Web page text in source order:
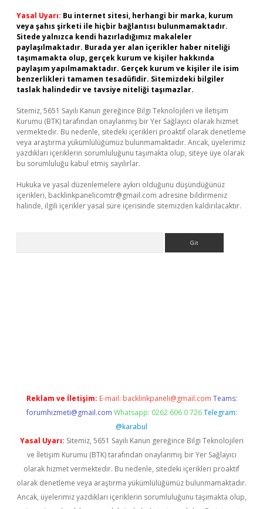
Yasal Uyarı: Bu internet sitesi, herhangi bir marka, kurum
veya şahıs şirketi ile hiçbir bağlantısı bulunmamaktadır.
Sitede yalnızca kendi hazırladığımız makaleler
paylaşılmaktadır. Burada yer alan içerikler haber niteliği
taşımamakta olup, gerçek kurum ve kişiler hakkında
paylaşım yapılmamaktadır. Gerçek kurum ve kişiler ile isim
benzerlikleri tamamen tesadüfidir. Sitemizdeki bilgiler
taslak halindedir ve tavsiye niteliği taşımazlar.
Sitemiz, 5651 Sayılı Kanun gereğince Bilgi Teknolojileri ve İletişim
Kurumu (BTK) tarafından onaylanmış bir Yer Sağlayıcı olarak hizmet
vermektedir. Bu nedenle, sitedeki içerikleri proaktif olarak denetleme
veya araştırma yükümlülüğümüz bulunmamaktadır. Ancak, üyelerimiz
yazdıkları içeriklerin sorumluluğunu taşımakta olup, siteye üye olarak
bu sorumluluğu kabul etmiş sayılırlar.
Hukuka ve yasal düzenlemelere aykırı olduğunu düşündüğünüz
içerikleri, backlinkpanelicomtr@gmail.com adresine bildirmeniz
halinde, ilgili içerikler yasal süre içerisinde sitemizden kaldırılacaktır.
Reklam ve İletişim: E-mail: backlinkpaneli@gmail.com Teams:
forumhizmeti@gmail.com Whatsapp: 0262 606 0 726 Telegram:
@karabul
Yasal Uyarı: Sitemiz, 5651 Sayılı Kanun gereğince Bilgi Teknolojileri
ve İletişim Kurumu (BTK) tarafından onaylanmış bir Yer Sağlayıcı
olarak hizmet vermektedir. Bu nedenle, sitedeki içerikleri proaktif
olarak denetleme veya araştırma yükümlülüğümüz bulunmamaktadır.
Ancak, üyelerimiz yazdıkları içeriklerin sorumluluğunu taşımakta olup,